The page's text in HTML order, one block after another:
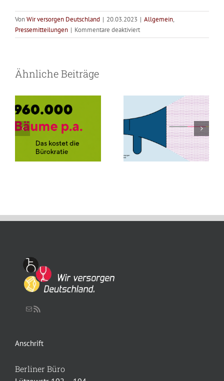
VonWir versorgen Deutschland | 20.03.2023 | Allgemein,
Pressemitteilungen | Kommentare deaktiviertfür
Hilfsmittelversorgung:
Ähnliche Beiträge
Menschen –
nicht für Papier
Schreiben Sie uns eine Nachricht
Anschrift
Berliner Büro